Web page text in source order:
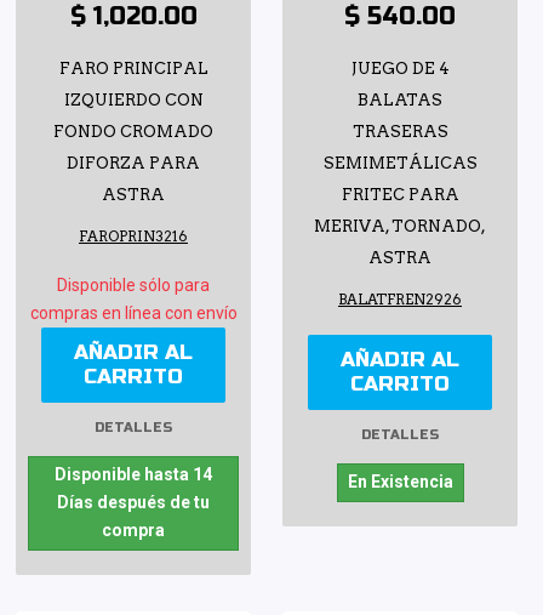
$ 1,020.00
FARO PRINCIPAL
IZQUIERDO CON
FONDO CROMADO
DIFORZA PARA
ASTRA
FAROPRIN3216
Disponible sólo para
compras en línea con envío
AÑADIR AL
CARRITO
DETALLES
Disponible hasta 14
Días después de tu
compra
$ 540.00
JUEGO DE 4
BALATAS
TRASERAS
SEMIMETÁLICAS
FRITEC PARA
MERIVA, TORNADO,
ASTRA
BALATFREN2926
AÑADIR AL
CARRITO
DETALLES
En Existencia